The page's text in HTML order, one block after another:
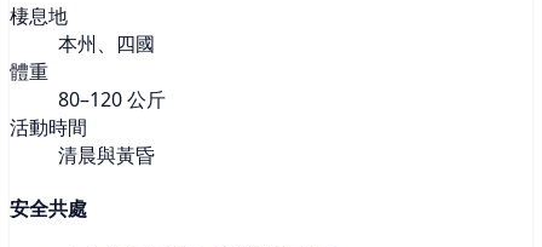
棲息地
本州、四國
體重
80–120 公斤
活動時間
清晨與黃昏
安全共處